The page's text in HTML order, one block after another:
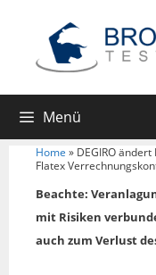
Menü
Home » DEGIRO
Flatex
Beachte:
mit Risiken
auch zum Verlust